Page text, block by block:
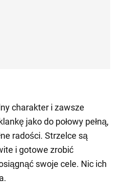
charakter i zawsze
jako do połowy pełną,
radości. Strzelce są
i gotowe zrobić
swoje cele. Nic ich